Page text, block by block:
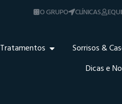
O GRUPO CLÍNICAS
Tratamentos
Sorrisos &
Dicas e